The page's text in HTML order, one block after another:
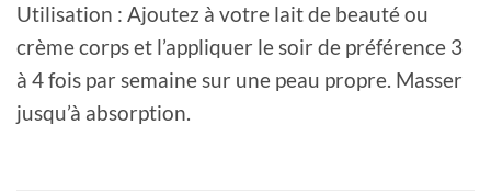
Utilisation : Ajoutez à votre lait de beauté ou
crème corps et l’appliquer le soir de préférence 3
à 4 fois par semaine sur une peau propre. Masser
jusqu’à absorption.